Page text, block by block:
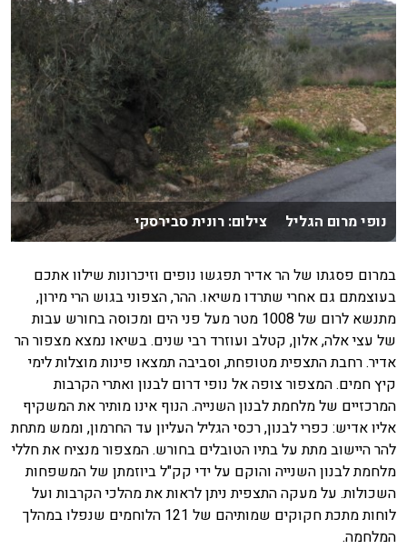
נופי מרום הגליל צילום: רונית סבירסקי
במרום פסגתו של הר אדיר תפגשו נופים וזיכרונות שילוו אתכם
בעוצמתם גם אחרי שתרדו משיאו. ההר, הצפוני בגוש הרי מירון,
מתנשא לרום של 1008 מטר מעל פני הים ומכוסה בחורש עבות
של עצי אלה, אלון, קטלב ועוזרד רבי שנים. בשיאו נמצא מצפור הר
אדיר. רחבת התצפית מטופחת, וסביבה תמצאו פינות מוצלות לימי
קיץ חמים. המצפור צופה אל נופי דרום לבנון ואתרי הקרבות
המרכזיים של מלחמת לבנון השנייה. הנוף אינו מותיר את המשקיף
אליו אדיש: כפרי לבנון, רכסי הגליל העליון עד החרמון, וממש מתחת
להר היישוב מתת על בתיו הטובלים בחורש. המצפור מנציח את חללי
מלחמת לבנון השנייה והוקם על ידי קק"ל ביוזמתן של המשפחות
השכולות. על מעקה התצפית ניתן לראות את מהלכי הקרבות ועל
לוחות מתכת חקוקים שמותיהם של 121 הלוחמים שנפלו במהלך
המלחמה.